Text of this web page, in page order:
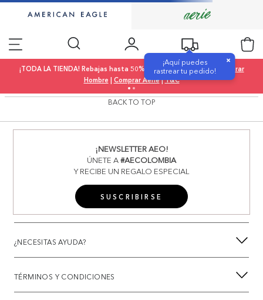
¡Aquí puedes
rastrear tu pedido!
×
¡TODA LA TIENDA! Rebajas hasta 50% OFF |Comprar Mujer|
Comprar
Hombre | Comprar Aerie|T&C
BACK TO TOP
¡NEWSLETTER AEO!
ÚNETE A#AECOLOMBIA
Y RECIBE UN REGALO ESPECIAL
SUSCRIBIRSE
¿NECESITAS AYUDA?
TÉRMINOS Y CONDICIONES